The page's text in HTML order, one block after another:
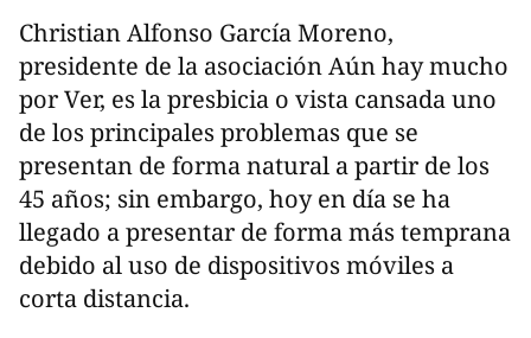
Christian Alfonso García Moreno,
presidente de la asociación Aún hay mucho
por Ver, es la presbicia o vista cansada uno
de los principales problemas que se
presentan de forma natural a partir de los
45 años; sin embargo, hoy en día se ha
llegado a presentar de forma más temprana
debido al uso de dispositivos móviles a
corta distancia.